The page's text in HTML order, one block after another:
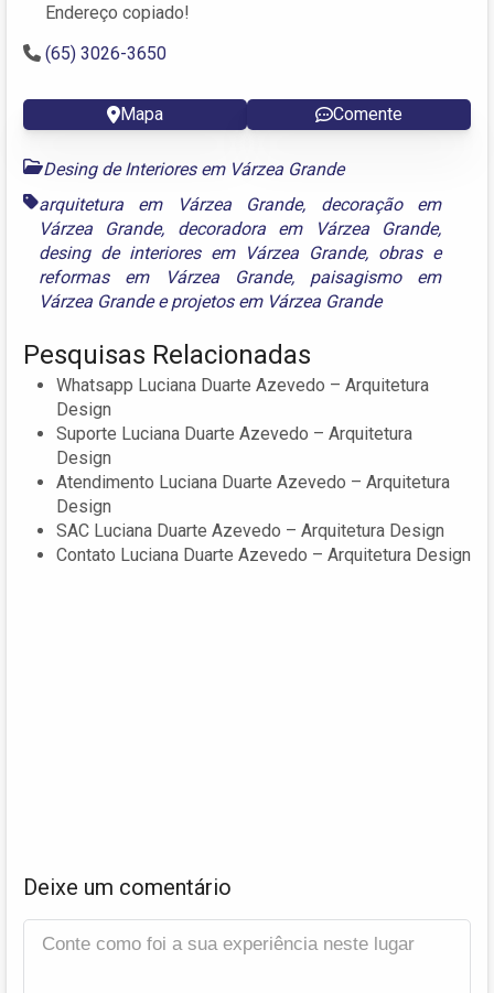
Endereço copiado!
(65) 3026-3650
Mapa Comente
Desing de Interiores em Várzea Grande
arquitetura em Várzea Grande, decoração em
Várzea Grande, decoradora em Várzea Grande,
desing de interiores em Várzea Grande, obras e
reformas em Várzea Grande, paisagismo em
Várzea Grandeeprojetos em Várzea Grande
Pesquisas Relacionadas
Whatsapp Luciana Duarte Azevedo – Arquitetura
Design
Suporte Luciana Duarte Azevedo – Arquitetura
Design
Atendimento Luciana Duarte Azevedo – Arquitetura
Design
SAC Luciana Duarte Azevedo – Arquitetura Design
Contato Luciana Duarte Azevedo – Arquitetura Design
Deixe um comentário